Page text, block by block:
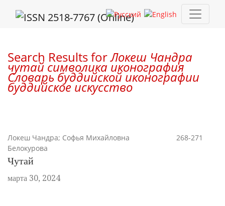
Search Results forЛокеш Чандра
чутай символика иконография
Словарь буддийской иконографии
буддийское искусство
Локеш Чандра; Софья Михайловна
Белокурова
268-271
Чутай
марта 30, 2024